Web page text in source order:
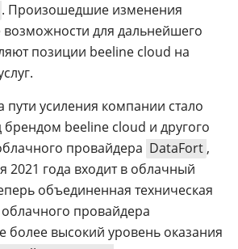
. Произошедшие изменения
для дальнейшего
позиции beeline cloud на
усиления компании стало
beeline cloud и другого
провайдера DataFort ,
2021 года входит в облачный
объединенная техническая
провайдера
более высокий уровень оказания